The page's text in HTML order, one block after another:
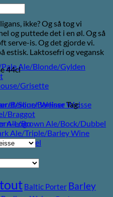
Ale/Blonde/Gylden
Grisette
Sour/Berliner Weisse
Braggot
Ale/Brown Ale/Bock/Dubbel
Ale/Triple/Barley Wine
Quadrupel
ikke? Og så tog vi
og puttede det i en øl. Og så
serve-is. Og det gjorde vi.
estisk. Laktosefri og vegansk
44cl
Berliner WeisseTag:
Baltic Porter Barley